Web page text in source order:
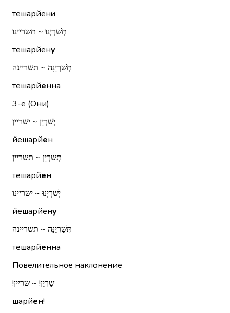
тешарйени
תְּשַׁרְיְנוּ ~ תשריינו
тешарйену
תְּשַׁרְיֵנָּה ~ תשריינה
тешарйенна
3-е (Они)
יְשַׁרְיֵן ~ ישריין
йешарйен
תְּשַׁרְיֵן ~ תשריין
тешарйен
יְשַׁרְיְנוּ ~ ישריינו
йешарйену
תְּשַׁרְיֵנָּה ~ תשריינה
тешарйенна
Повелительное наклонение
שַׁרְיֵן!‏ ~ שריין!‏
шарйен!